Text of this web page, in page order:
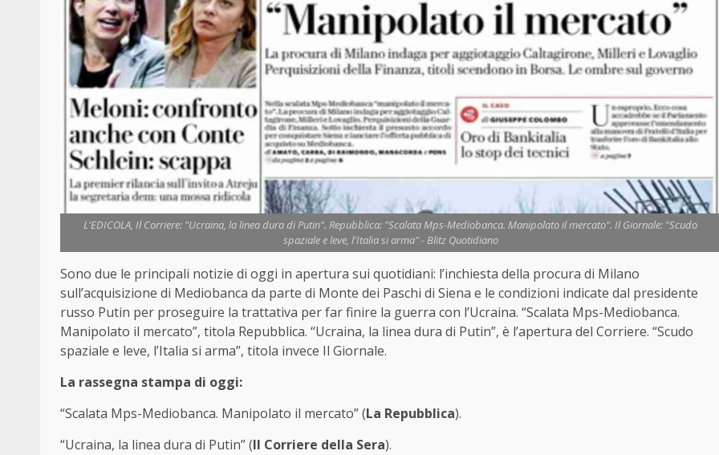
L'EDICOLA, Il Corriere: "Ucraina, la linea dura di Putin". Repubblica: "Scalata Mps-Mediobanca. Manipolato il mercato". Il Giornale: "Scudo
spaziale e leve, l'Italia si arma" - Blitz Quotidiano
Sono due le principali notizie di oggi in apertura sui quotidiani: l’inchiesta della procura di Milano
sull’acquisizione di Mediobanca da parte di Monte dei Paschi di Siena e le condizioni indicate dal presidente
russo Putin per proseguire la trattativa per far finire la guerra con l’Ucraina. “Scalata Mps-Mediobanca.
Manipolato il mercato”, titola Repubblica. “Ucraina, la linea dura di Putin”, è l’apertura del Corriere. “Scudo
spaziale e leve, l’Italia si arma”, titola invece Il Giornale.
La rassegna stampa di oggi:
“Scalata Mps-Mediobanca. Manipolato il mercato” (La Repubblica).
“Ucraina, la linea dura di Putin” (Il Corriere della Sera).